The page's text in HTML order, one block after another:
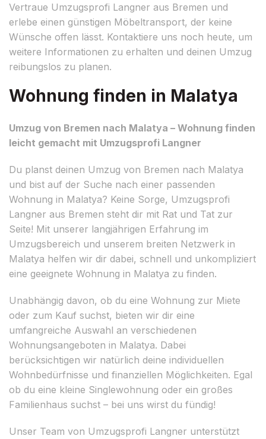
Vertraue Umzugsprofi Langner aus Bremen und
erlebe einen günstigen Möbeltransport, der keine
Wünsche offen lässt. Kontaktiere uns noch heute, um
weitere Informationen zu erhalten und deinen Umzug
reibungslos zu planen.
Wohnung finden in Malatya
Umzug von Bremen nach Malatya – Wohnung finden
leicht gemacht mit Umzugsprofi Langner
Du planst deinen Umzug von Bremen nach Malatya
und bist auf der Suche nach einer passenden
Wohnung in Malatya? Keine Sorge, Umzugsprofi
Langner aus Bremen steht dir mit Rat und Tat zur
Seite! Mit unserer langjährigen Erfahrung im
Umzugsbereich und unserem breiten Netzwerk in
Malatya helfen wir dir dabei, schnell und unkompliziert
eine geeignete Wohnung in Malatya zu finden.
Unabhängig davon, ob du eine Wohnung zur Miete
oder zum Kauf suchst, bieten wir dir eine
umfangreiche Auswahl an verschiedenen
Wohnungsangeboten in Malatya. Dabei
berücksichtigen wir natürlich deine individuellen
Wohnbedürfnisse und finanziellen Möglichkeiten. Egal
ob du eine kleine Singlewohnung oder ein großes
Familienhaus suchst – bei uns wirst du fündig!
Unser Team von Umzugsprofi Langner unterstützt